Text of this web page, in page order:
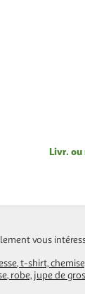
Livr.
vous
t-shirt,
robe, jupe de